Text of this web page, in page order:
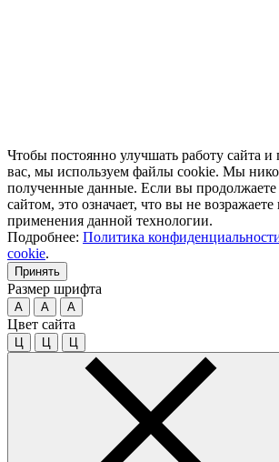
Чтобы постоянно улучшать работу сайта и
вас, мы используем файлы cookie. Мы
полученные данные. Если вы продолжаете
сайтом, это означает, что вы не возражаете
применения данной технологии.
Подробнее: Политика
cookie.
Принять
Размер шрифта
A A A
Цвет сайта
Ц Ц Ц